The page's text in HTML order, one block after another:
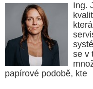
Ing.
se v
papírové podobě, kte